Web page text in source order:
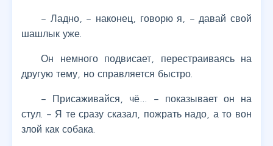
– Ладно, – наконец, говорю я, – давай свой
шашлык уже.
Он немного подвисает, перестраиваясь на
другую тему, но справляется быстро.
– Присаживайся, чё… – показывает он на
стул. – Я те сразу сказал, пожрать надо, а то вон
злой как собака.